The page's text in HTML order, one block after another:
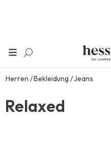
Herren Bekleidung Jeans
Relaxed